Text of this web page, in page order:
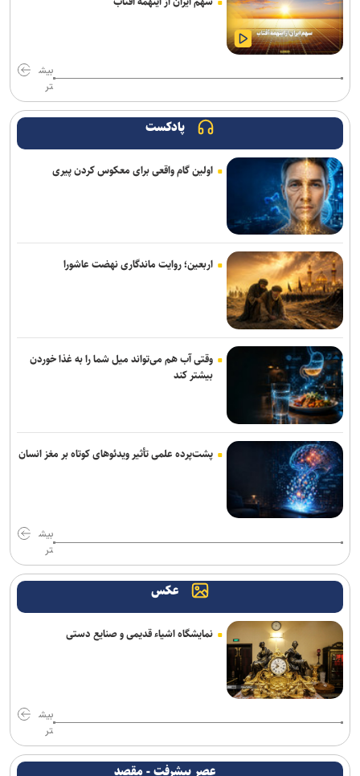
بیش
تر
پادکست
اولین گام واقعی برای معکوس کردن پیری
اربعین؛ روایت ماندگاری نهضت عاشورا
وقتی آب هم می‌تواند میل شما را به غذا خوردن
بیشتر کند
پشت‌پرده علمی تأثیر ویدئو‌های کوتاه بر مغز انسان
بیش
تر
عکس
نمایشگاه اشیاء قدیمی و صنایع دستی
بیش
تر
عصر پیشرفت - مقصد